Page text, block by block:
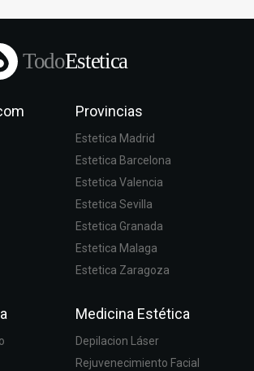
TodoEstetica
Provincias
Estetica Madrid
Estetica Barcelona
Estetica Valencia
Estetica Sevilla
Estetica Granada
Estetica Malaga
Estetica Zaragoza
Medicina Estética
Depilacion Láser
Rejuvenecimiento Facial